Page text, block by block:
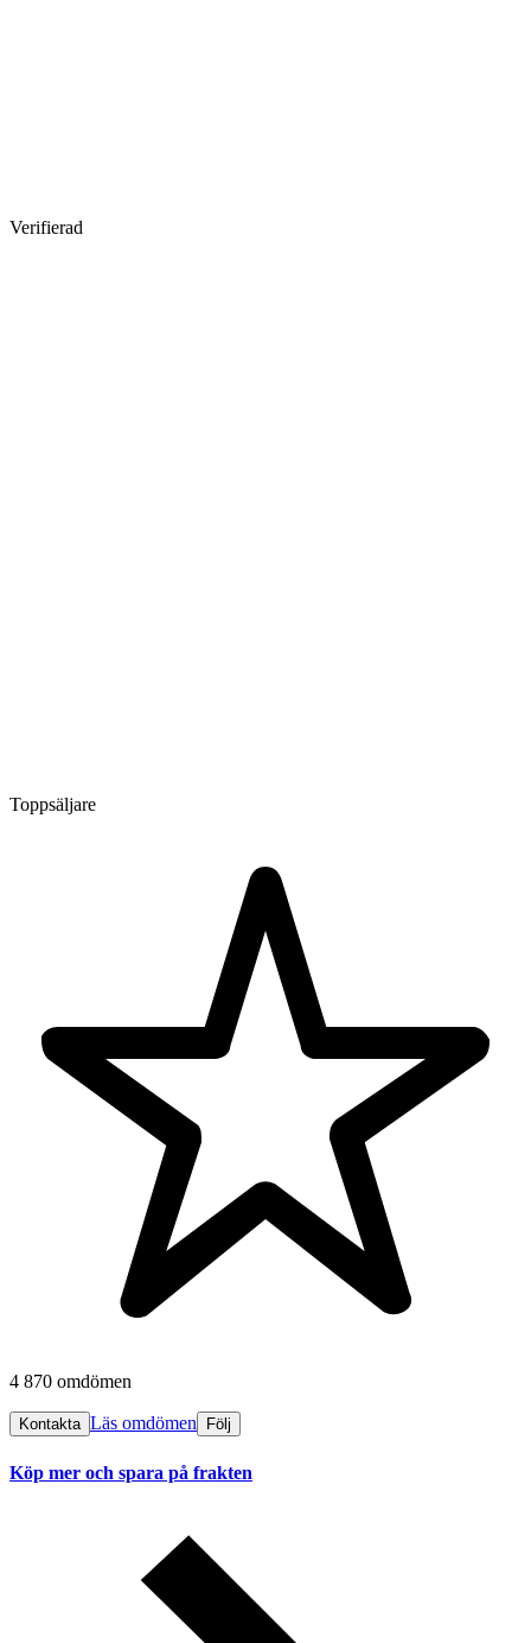
Verifierad
Toppsäljare
4 870 omdömen
Kontakta Läs omdömen Följ
Köp mer och spara på frakten